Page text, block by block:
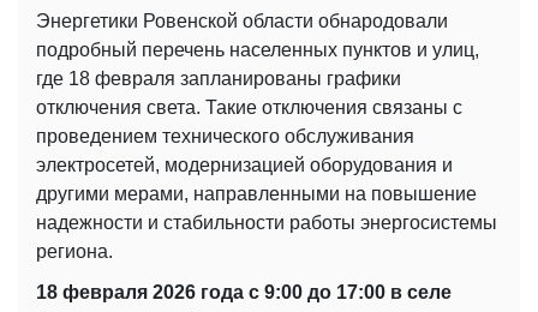
Энергетики Ровенской области обнародовали
подробный перечень населенных пунктов и улиц,
где 18 февраля запланированы графики
отключения света. Такие отключения связаны с
проведением технического обслуживания
электросетей, модернизацией оборудования и
другими мерами, направленными на повышение
надежности и стабильности работы энергосистемы
региона.
18 февраля 2026 года с 9:00 до 17:00 в селе